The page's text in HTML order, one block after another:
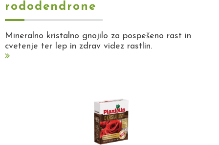
rododendrone
Mineralno kristalno gnojilo za pospešeno rast in
cvetenje ter lep in zdrav videz rastlin.